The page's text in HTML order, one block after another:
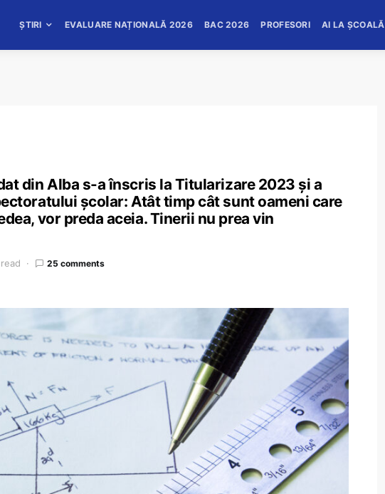
ȘTIRI EVALUARE NAȚIONALĂ 2026 BAC 2026 PROFESORI AI LA ȘCOALĂ
din Alba s-a înscris la Titularizare 2023 și a
școlar: Atât timp cât sunt oameni care
vor preda aceia. Tinerii nu prea vin
25 comments